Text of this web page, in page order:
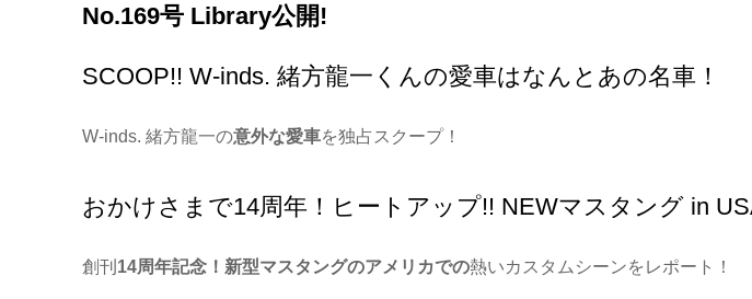
No.169号 Library公開!
SCOOP!! W-inds. 緒方龍一くんの愛車はなんとあの名車！
W-inds. 緒方龍一の意外な愛車を独占スクープ！
おかけさまで14周年！ヒートアップ!! NEWマスタング in
創刊 14周年記念！新型マスタングのアメリカでの熱いカスタムシーンをレポート！